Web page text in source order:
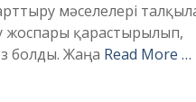
мәселелері
жоспары қарастырылып,
болды. Жаңа Read More …